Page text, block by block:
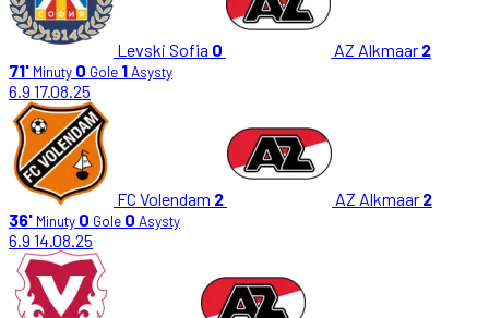
Levski Sofia 0 AZ Alkmaar 2
71' Minuty 0 Gole 1Asysty
6.9 17.08.25
FC Volendam 2 AZ Alkmaar 2
36' Minuty 0 Gole 0 Asysty
6.9 14.08.25